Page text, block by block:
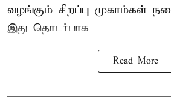
வழங்கும் சிறப்பு முகாம்கள்
இது தொடர்பாக
Read More